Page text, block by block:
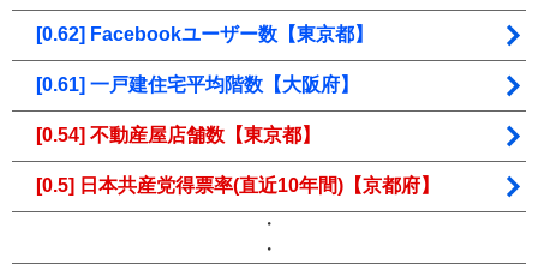
[0.62] Facebookユーザー数【東京都】
[0.61] 一戸建住宅平均階数【大阪府】
[0.54] 不動産屋店舗数【東京都】
[0.5] 日本共産党得票率(直近10年間)【京都府】
・
・